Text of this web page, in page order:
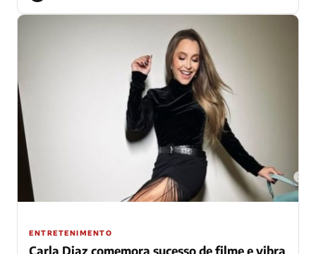
ENTRETENIMENTO
Carla Diaz comemora sucesso de filme e vibra